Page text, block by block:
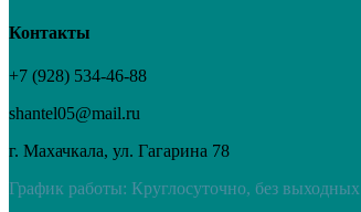
Контакты
+7 (928) 534-46-88
shantel05@mail.ru
г. Махачкала, ул. Гагарина 78
График работы: Круглосуточно, без выходных